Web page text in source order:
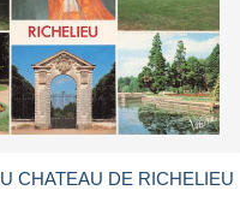
CHATEAU DE RICHELIEU